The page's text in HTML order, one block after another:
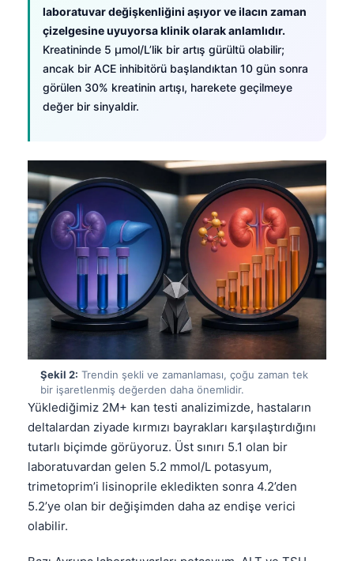
laboratuvar değişkenliğini aşıyor ve ilacın zaman
çizelgesine uyuyorsa klinik olarak anlamlıdır.
Kreatininde 5 µmol/L’lik bir artış gürültü olabilir;
ancak bir ACE inhibitörü başlandıktan 10 gün sonra
görülen 30% kreatinin artışı, harekete geçilmeye
değer bir sinyaldir.
Şekil 2: Trendin şekli ve zamanlaması, çoğu zaman tek
bir işaretlenmiş değerden daha önemlidir.
Yüklediğimiz 2M+ kan testi analizimizde, hastaların
deltalardan ziyade kırmızı bayrakları karşılaştırdığını
tutarlı biçimde görüyoruz. Üst sınırı 5.1 olan bir
laboratuvardan gelen 5.2 mmol/L potasyum,
trimetoprim’i lisinoprile ekledikten sonra 4.2’den
5.2’ye olan bir değişimden daha az endişe verici
olabilir.